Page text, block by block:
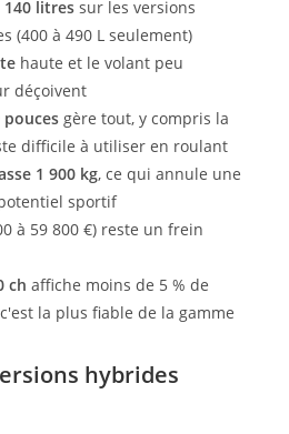
litres sur les versions
(400 à 490 L seulement)
haute et le volant peu
déçoivent
gère tout, y compris la
difficile à utiliser en roulant
1 900 kg, ce qui annule une
sportif
à 59 800 €) reste un frein
ch affiche moins de 5 % de
la plus fiable de la gamme
hybrides